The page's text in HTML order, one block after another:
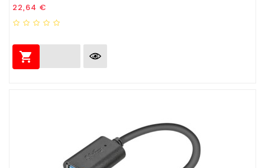
Prezzo
22,64 €
